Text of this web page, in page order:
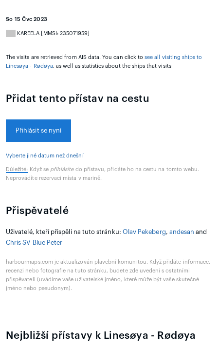
So 15 Čvc 2023
KAREELA [MMSI: 235071959]
The visits are retrieved from AIS data. You can click tosee all visiting ships to
Linesøya - Rødøya, as well as statistics about the ships that visits
Přidat tento přístav na cestu
Přihlásit se nyní
Vyberte jiné datum než dnešní
Důležité: Když se přihlásítedo přístavu, přidáte ho na cestu na tomto webu.
Neprovádíte rezervaci místa v marině.
Přispěvatelé
Uživatelé, kteří přispěli na tuto stránku: Olav Pekeberg, andesan and
Chris SV Blue Peter
harbourmaps.com je aktualizován plavební komunitou. Když přidáte informace,
recenzi nebo fotografie na tuto stránku, budete zde uvedeni s ostatními
přispěvateli (uvádíme vaše uživatelské jméno, které může být vaše skutečné
jméno nebo pseudonym).
Nejbližší přístavy k Linesøya - Rødøya